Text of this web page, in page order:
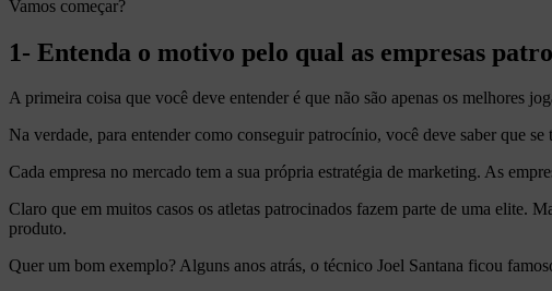
Vamos começar?
1- Entenda o motivo pelo qual as empresas
A primeira coisa que você deve entender é que não são apenas os melhores
Na verdade, para entender como conseguir patrocínio, você deve saber que se
Cada empresa no mercado tem a sua própria estratégia de marketing. As
Claro que em muitos casos os atletas patrocinados fazem parte de uma elite.
produto.
Quer um bom exemplo? Alguns anos atrás, o técnico Joel Santana ficou